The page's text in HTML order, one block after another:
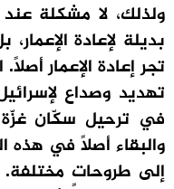
ولذلك، لا مشكلة
بديلة لإعادة
تجر إعادة الإعمار
تهديد وصداع
في ترحيل سكّان غزّة
والبقاء أصلاً في هذه
إلى طروحاتٍ